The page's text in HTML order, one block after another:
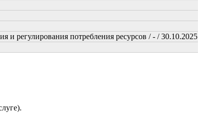
и регулирования потребления ресурсов / - / 30.10.2025